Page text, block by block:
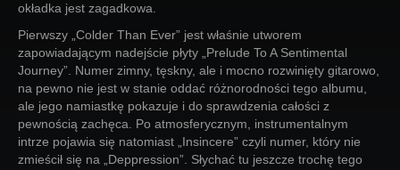
Login
okładka jest zagadkowa.
Pierwszy „Colder Than Ever” jest właśnie utworem
zapowiadającym nadejście płyty „Prelude To A Sentimental
Journey”. Numer zimny, tęskny, ale i mocno rozwinięty gitarowo,
na pewno nie jest w stanie oddać różnorodności tego albumu,
ale jego namiastkę pokazuje i do sprawdzenia całości z
pewnością zachęca. Po atmosferycznym, instrumentalnym
intrze pojawia się natomiast „Insincere” czyli numer, który nie
zmieścił się na „Deppression”. Słychać tu jeszcze trochę tego